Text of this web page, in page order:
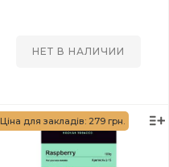
НЕТ В НАЛИЧИИ
Ціна для закладів: 279 грн.